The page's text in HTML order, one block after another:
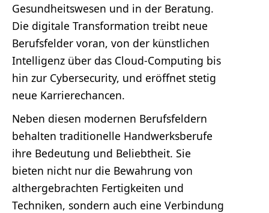
Gesundheitswesen und in der Beratung.
Die digitale Transformation treibt neue
Berufsfelder voran, von der künstlichen
Intelligenz über das Cloud-Computing bis
hin zur Cybersecurity, und eröffnet stetig
neue Karrierechancen.
Neben diesen modernen Berufsfeldern
behalten traditionelle Handwerksberufe
ihre Bedeutung und Beliebtheit. Sie
bieten nicht nur die Bewahrung von
althergebrachten Fertigkeiten und
Techniken, sondern auch eine Verbindung